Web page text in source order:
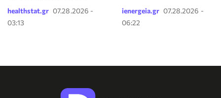
healthstat.gr 07.28.2026 -
03:13
ienergeia.gr 07.28.2026 -
06:22